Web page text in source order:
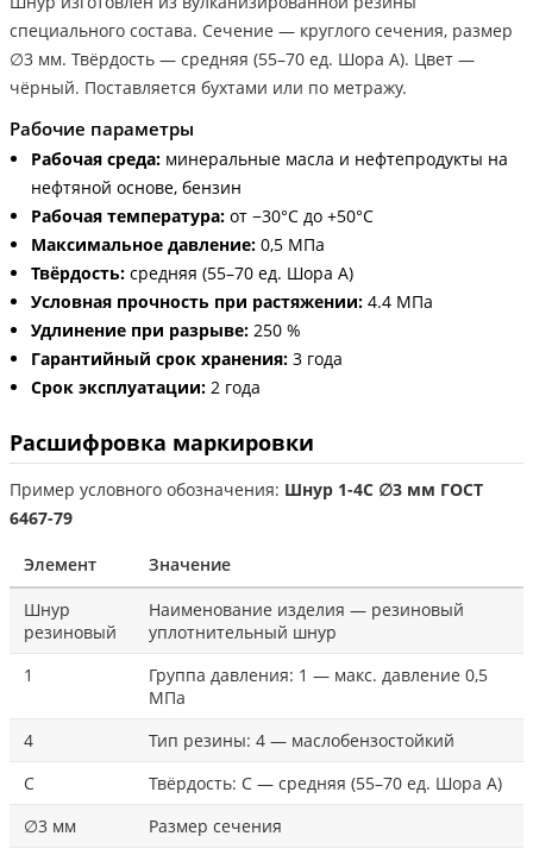
специального состава. Сечение — круглого сечения, размер
∅3 мм. Твёрдость — средняя (55–70 ед. Шора А). Цвет —
чёрный. Поставляется бухтами или по метражу.
Рабочие параметры
Рабочая среда: минеральные масла и нефтепродукты на
нефтяной основе, бензин
Рабочая температура: от −30°С до +50°С
Максимальное давление: 0,5 МПа
Твёрдость: средняя (55–70 ед. Шора А)
Условная прочность при растяжении: 4.4 МПа
Удлинение при разрыве: 250 %
Гарантийный срок хранения: 3 года
Срок эксплуатации: 2 года
Расшифровка маркировки
Пример условного обозначения: Шнур 1-4С ∅3 мм ГОСТ
6467-79
Элемент
Значение
Шнур
резиновый
Наименование изделия — резиновый
уплотнительный шнур
1
Группа давления: 1 — макс. давление 0,5
МПа
4
Тип резины: 4 — маслобензостойкий
С
Твёрдость: С — средняя (55–70 ед. Шора А)
∅3 мм
Размер сечения